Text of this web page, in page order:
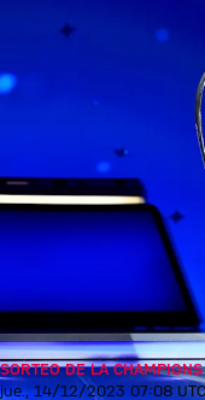
SORTEO DE LA
jue., 14/12/2023 07:08 UTC